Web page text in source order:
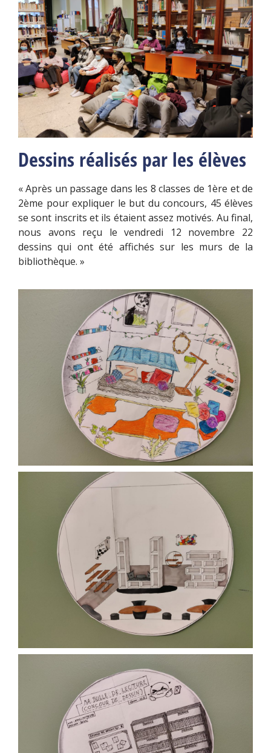
Dessins réalisés par les élèves
« Après un passage dans les 8 classes de 1ère et de
2ème pour expliquer le but du concours, 45 élèves
se sont inscrits et ils étaient assez motivés. Au final,
nous avons reçu le vendredi 12 novembre 22
dessins qui ont été affichés sur les murs de la
bibliothèque. »